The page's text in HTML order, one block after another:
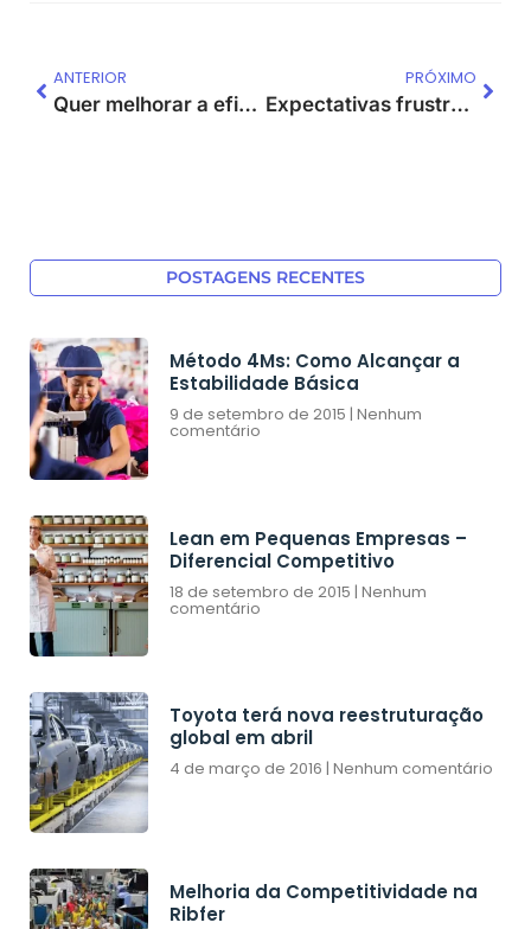
ANTERIOR
Quer melhorar a eficiência fiscal em sua empresa?
PRÓXIMO
Expectativas frustradas com kaizen. Acontece? Por quê?
POSTAGENS RECENTES
Método 4Ms: Como Alcançar a
Estabilidade Básica
9 de setembro de 2015 Nenhum
comentário
Lean em Pequenas Empresas –
Diferencial Competitivo
18 de setembro de 2015 Nenhum
comentário
Toyota terá nova reestruturação
global em abril
4 de março de 2016 Nenhum comentário
Melhoria da Competitividade na
Ribfer